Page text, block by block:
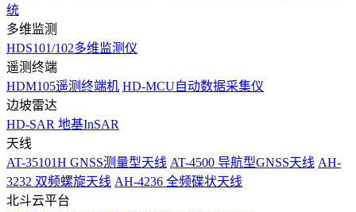
统
多维监测
HDS101/102多维监测仪
遥测终端
HDM105遥测终端机 HD-MCU自动数据采集仪
边坡雷达
HD-SAR 地基InSAR
天线
AT-35101H GNSS测量型天线 AT-4500 导航型GNSS天线 AH-
3232 双频螺旋天线 AH-4236 全频碟状天线
北斗云平台